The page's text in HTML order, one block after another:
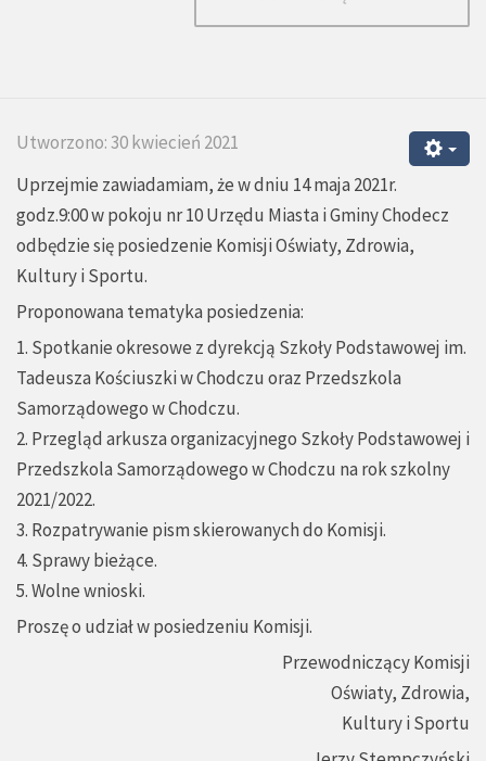
Utworzono: 30 kwiecień 2021
Uprzejmie zawiadamiam, że w dniu 14 maja 2021r.
godz.9:00 w pokoju nr 10 Urzędu Miasta i Gminy Chodecz
odbędzie się posiedzenie Komisji Oświaty, Zdrowia,
Kultury i Sportu.
Proponowana tematyka posiedzenia:
1. Spotkanie okresowe z dyrekcją Szkoły Podstawowej im.
Tadeusza Kościuszki w Chodczu oraz Przedszkola
Samorządowego w Chodczu.
2. Przegląd arkusza organizacyjnego Szkoły Podstawowej i
Przedszkola Samorządowego w Chodczu na rok szkolny
2021/2022.
3. Rozpatrywanie pism skierowanych do Komisji.
4. Sprawy bieżące.
5. Wolne wnioski.
Proszę o udział w posiedzeniu Komisji.
Przewodniczący Komisji
Oświaty, Zdrowia,
Kultury i Sportu